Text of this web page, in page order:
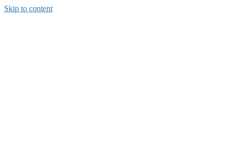
Skip to content